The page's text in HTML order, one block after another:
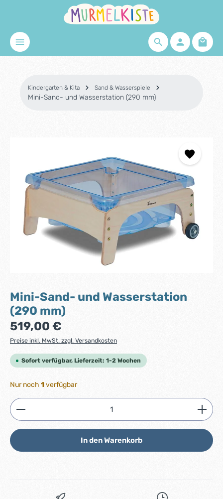
Zum Hauptinhalt springen
Kindergarten & Kita Sand & Wasserspiele
Mini-Sand- und Wasserstation (290 mm)
Mini-Sand- und Wasserstation
(290 mm)
Regulärer Preis:
519,00 €
Preise inkl. MwSt. zzgl. Versandkosten
Sofort verfügbar, Lieferzeit: 1-2 Wochen
Nur noch 1 verfügbar
Produkt Anzahl: Gib den gewünschten Wert ein
In den Warenkorb